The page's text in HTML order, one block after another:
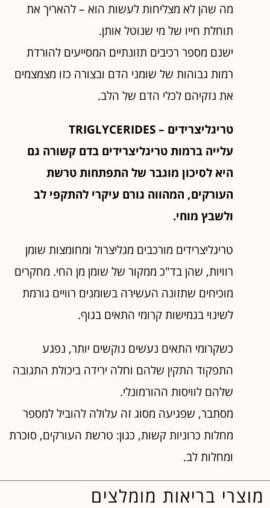
מה שהן לא מצליחות לעשות הוא – להאריך את
תוחלת חייו של מי שנוטל אותן.
ישנם מספר רכיבים תזונתיים המסייעים להורדת
רמות גבוהות של שומני הדם ובצורה כזו מצמצמים
את נזקיהם לכלי הדם של הלב.
טריגליצרידים –TRIGLYCERIDES
עלייה ברמות טריגליצרידים בדם קשורה גם
היא לסיכון מוגבר של התפתחות טרשת
העורקים, המהווה גורם עיקרי להתקפי לב
ולשבץ מוחי.
טריגליצרידים מורכבים מגליצרול ומחומצות שומן
רוויות, שהן בד"כ ממקור של שומן מן החי. מחקרים
מוכיחים שתזונה העשירה בשומנים רוויים גורמת
לשינוי בגמישות קרומי התאים בגוף.
כשקרומי התאים נעשים נוקשים יותר, נפגע
התפקוד התקין שלהם וחלה ירידה ביכולת התגובה
שלהם לוויסות ההורמונלי.
מסתבר, שפגיעה מסוג זה עלולה להוביל למספר
מחלות כרוניות קשות, כגון: טרשת העורקים, סוכרת
ומחלות לב.
מוצרי בריאות מומלצים